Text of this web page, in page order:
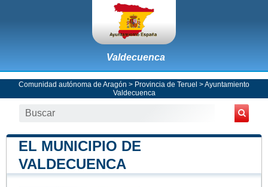
Valdecuenca
Comunidad autónoma de Aragón > Provincia de Teruel >Ayuntamiento
Valdecuenca
EL MUNICIPIO DE
VALDECUENCA